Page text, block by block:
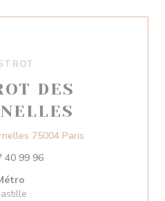
DES
75004 Paris((ouvre une
40 99 96